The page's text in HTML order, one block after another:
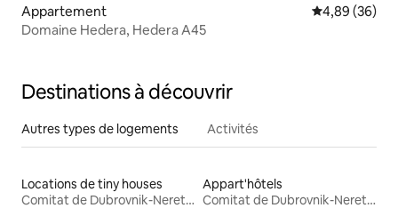
Appartement Évaluation
4,89 (36)
Domaine Hedera, Hedera A45
Destinations à découvrir
Autres types de logements Activités
Locations de tiny houses
Comitat de Dubrovnik-Neretva
Appart'hôtels
Comitat de Dubrovnik-Neretva